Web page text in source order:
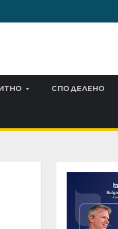
СПОДЕЛЕНО